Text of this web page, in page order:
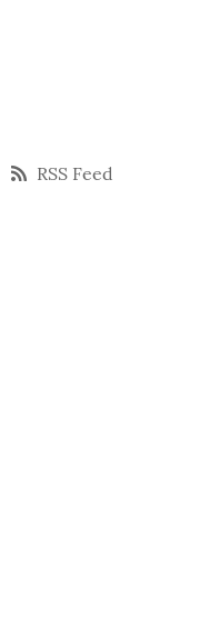
RSS Feed